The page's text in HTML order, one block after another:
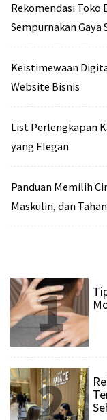
Rekomendasi Toko
Sempurnakan Gaya
Keistimewaan
Website Bisnis
List Perlengkapan
yang Elegan
Panduan Memilih
Maskulin, dan
1
2